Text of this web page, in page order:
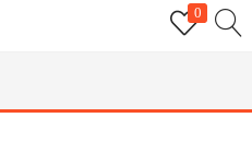
0
REGISTER